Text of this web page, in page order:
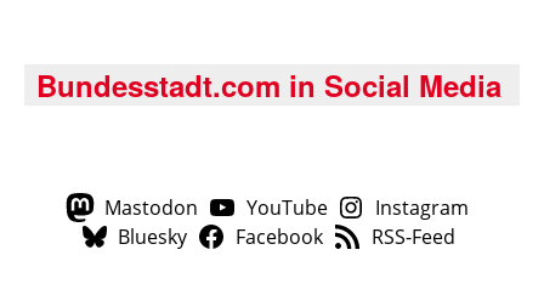
Bundesstadt.com in Social Media
Mastodon YouTube
Instagram
Bluesky
Facebook RSS-Feed